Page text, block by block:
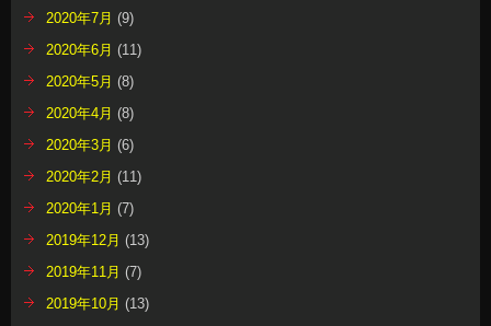
2020年7月 (9)
2020年6月 (11)
2020年5月 (8)
2020年4月 (8)
2020年3月 (6)
2020年2月 (11)
2020年1月 (7)
2019年12月 (13)
2019年11月 (7)
2019年10月 (13)